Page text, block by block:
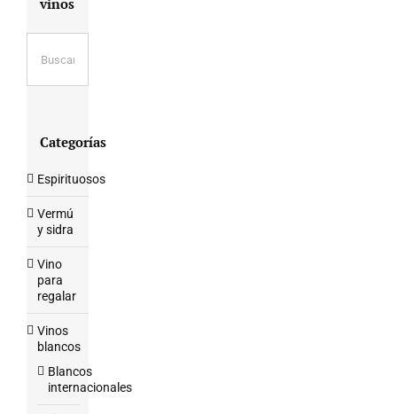
vinos
Categorías
Espirituosos
Vermú
y sidra
Vino
para
regalar
Vinos
blancos
Blancos
internacionales